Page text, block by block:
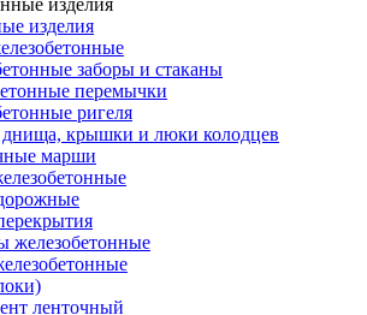
изделия
заборы и стаканы
перемычки
ригеля
днища, крышки и люки колодцев
марши
железобетонные
ленточный